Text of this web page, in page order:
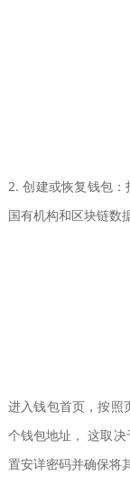
2. 创建或恢复钱包
国有机构和区块链数
进入钱包首页，按照
个钱包地址， 这取
置安详密码并确保将